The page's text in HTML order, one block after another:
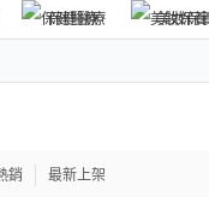
保健醫療 美妝保
銷 最新上架